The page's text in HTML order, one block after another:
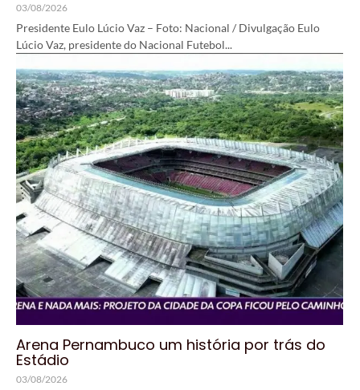
03/08/2026
Presidente Eulo Lúcio Vaz – Foto: Nacional / Divulgação Eulo
Lúcio Vaz, presidente do Nacional Futebol...
Arena Pernambuco um história por trás do
Estádio
03/08/2026